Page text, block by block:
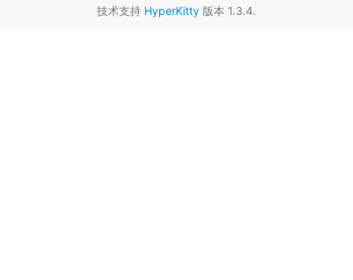
技术支持 HyperKitty 版本 1.3.4.